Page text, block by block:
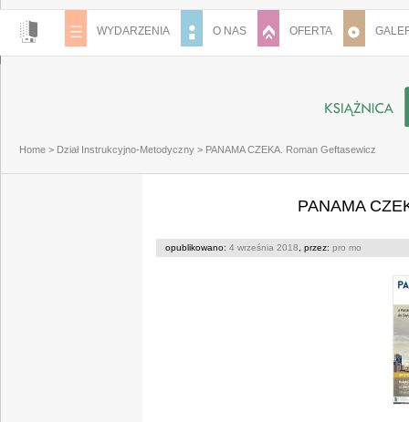
WYDARZENIA O NAS OFERTA
Home > Dział Instrukcyjno-Metodyczny > PANAMA CZEKA. Roman Geftasewicz
PANAMA
opublikowano: 4 września 2018 , przez: pro mo